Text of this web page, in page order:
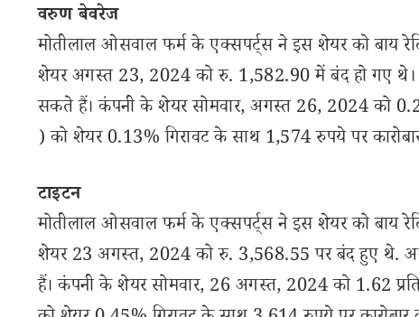
वरुण बेवरेज
मोतीलाल ओसवाल फर्म के एक्सपर्ट्स ने इस शेयर को बाय
शेयर अगस्त 23, 2024 को रु. 1,582.90 में बंद हो गए
सकते हैं। कंपनी के शेयर सोमवार, अगस्त 26, 2024 को
) को शेयर 0.13% गिरावट के साथ 1,574 रुपये पर
टाइटन
मोतीलाल ओसवाल फर्म के एक्सपर्ट्स ने इस शेयर को बाय
शेयर 23 अगस्त, 2024 को रु. 3,568.55 पर बंद हुए थे.
हैं। कंपनी के शेयर सोमवार, 26 अगस्त, 2024 को 1.62